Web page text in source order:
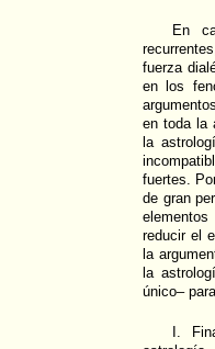
En
fuerza
en los
en toda la
la
fuertes.
de gran
reducir el
la
la
único–
I.